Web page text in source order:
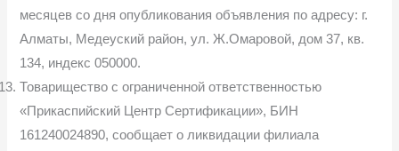
месяцев со дня опубликования объявления по адресу: г.
Алматы, Медеуский район, ул. Ж.Омаровой, дом 37, кв.
134, индекс 050000.
Товарищество с ограниченной ответственностью
«Прикаспийский Центр Сертификации», БИН
161240024890, сообщает о ликвидации филиала